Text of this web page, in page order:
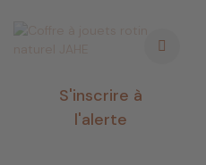
S'inscrire à
l'alerte